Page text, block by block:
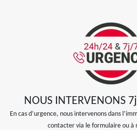
NOUS INTERVENONS
En cas d’urgence, nous intervenons dans
contacter via le formulaire ou à